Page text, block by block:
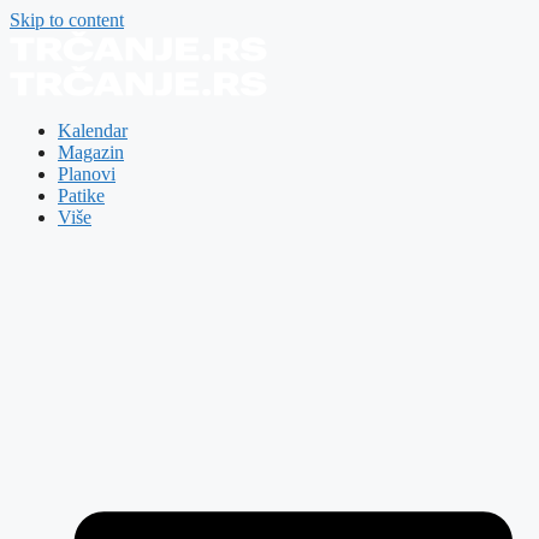
Skip to content
Kalendar
Magazin
Planovi
Patike
Više